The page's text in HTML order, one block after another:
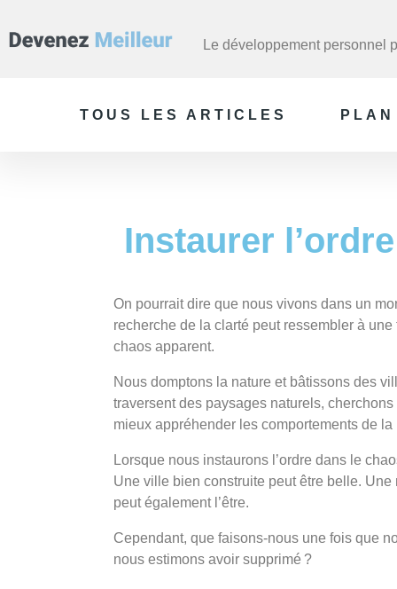
Le développement personnel
TOUS LES ARTICLES
Instaurer
On pourrait dire que nous vivons dans un
recherche de la clarté peut ressembler à une
chaos apparent.
Nous domptons la nature et bâtissons des
traversent des paysages naturels,
mieux appréhender les comportements de la
Lorsque nous instaurons l’ordre dans le
Une ville bien construite peut être belle.
peut également l’être.
Cependant, que faisons-nous une fois que
nous estimons avoir supprimé ?